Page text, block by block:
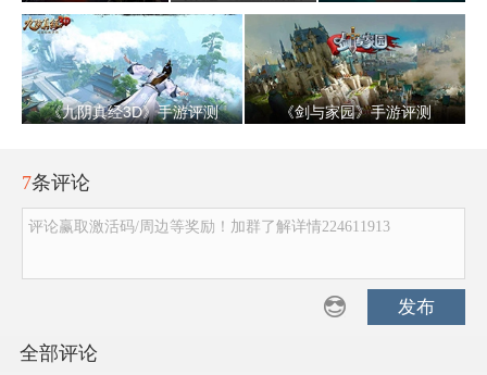
《九阴真经3D》手游评测 《剑与家园》手游评测
7条评论
评论赢取激活码/周边等奖励！加群了解详情224611913
发布
全部评论